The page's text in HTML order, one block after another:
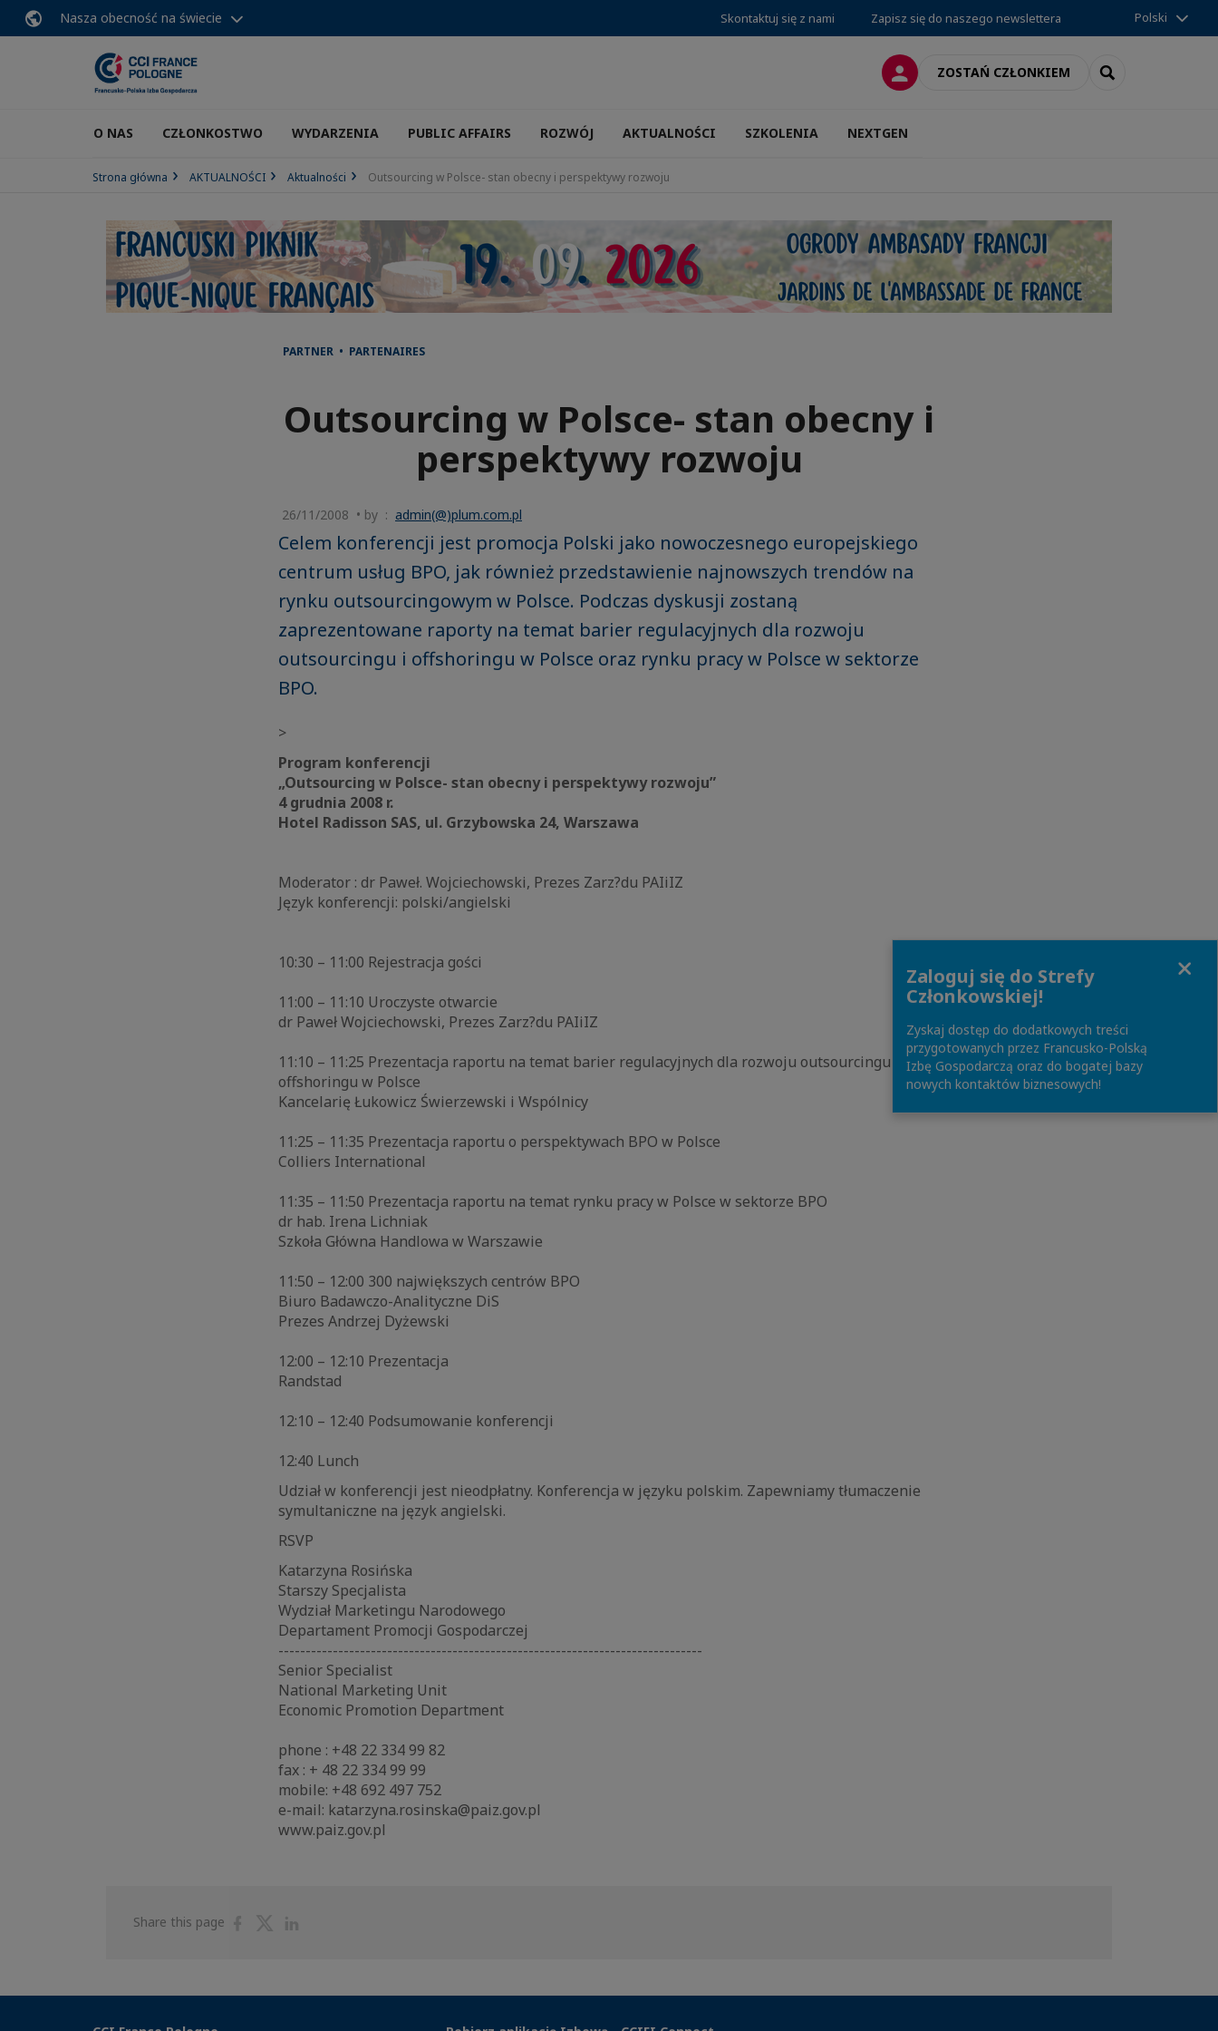
Nasza obecność na świecie Skontaktuj się z nami Zapisz się do naszego newslettera Polski
LOGOWANIEZOSTAŃ CZŁONKIEM SEARCH
O NAS CZŁONKOSTWO WYDARZENIA PUBLIC AFFAIRS ROZWÓJ AKTUALNOŚCI SZKOLENIA NEXTGEN
Strona główna AKTUALNOŚCI Aktualności Outsourcing w Polsce- stan obecny i perspektywy rozwoju
PARTNER • PARTENAIRES
Outsourcing w Polsce- stan obecny i
perspektywy rozwoju
26/11/2008 • by : admin(@)plum.com.pl
Celem konferencji jest promocja Polski jako nowoczesnego europejskiego
centrum usług BPO, jak również przedstawienie najnowszych trendów na
rynku outsourcingowym w Polsce. Podczas dyskusji zostaną
zaprezentowane raporty na temat barier regulacyjnych dla rozwoju
outsourcingu i offshoringu w Polsce oraz rynku pracy w Polsce w sektorze
BPO.
>
Program konferencji
„Outsourcing w Polsce- stan obecny i perspektywy rozwoju”
4 grudnia 2008 r.
Hotel Radisson SAS, ul. Grzybowska 24, Warszawa
Moderator : dr Paweł. Wojciechowski, Prezes Zarz?du PAIiIZ
Język konferencji: polski/angielski
10:30 – 11:00 Rejestracja gości
11:00 – 11:10 Uroczyste otwarcie
dr Paweł Wojciechowski, Prezes Zarz?du PAIiIZ
11:10 – 11:25 Prezentacja raportu na temat barier regulacyjnych dla rozwoju outsourcingu i
offshoringu w Polsce
Kancelarię Łukowicz Świerzewski i Wspólnicy
11:25 – 11:35 Prezentacja raportu o perspektywach BPO w Polsce
Colliers International
11:35 – 11:50 Prezentacja raportu na temat rynku pracy w Polsce w sektorze BPO
dr hab. Irena Lichniak
Szkoła Główna Handlowa w Warszawie
11:50 – 12:00 300 największych centrów BPO
Biuro Badawczo-Analityczne DiS
Prezes Andrzej Dyżewski
12:00 – 12:10 Prezentacja
Randstad
12:10 – 12:40 Podsumowanie konferencji
12:40 Lunch
Udział w konferencji jest nieodpłatny. Konferencja w języku polskim. Zapewniamy tłumaczenie
symultaniczne na język angielski.
RSVP
Katarzyna Rosińska
Starszy Specjalista
Wydział Marketingu Narodowego
Departament Promocji Gospodarczej
------------------------------------------------------------------------------
Senior Specialist
National Marketing Unit
Economic Promotion Department
phone : +48 22 334 99 82
fax : + 48 22 334 99 99
mobile: +48 692 497 752
e-mail: katarzyna.rosinska@paiz.gov.pl
www.paiz.gov.pl
Share this page
ShareShare
Zaloguj się do Strefy
Członkowskiej!
Zyskaj dostęp do dodatkowych treści
przygotowanych przez Francusko-Polską
Izbę Gospodarczą oraz do bogatej bazy
nowych kontaktów biznesowych!